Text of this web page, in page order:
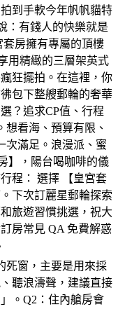
到手軟今年帆帆貓特
：有錢人的快樂就是
房擁有專屬的頂樓
用精緻的三層架英式
狂擺拍。在這裡，你
包下整艘郵輪的奢華
？追求CP值、行程
想看海、預算有限、
次滿足。浪漫派、蜜
】，陽台喝咖啡的儀
程： 選擇 【皇宮套
下次訂麗星郵輪探索
旅遊習慣挑選，祝大
房常見 QA 免費解惑
死窗，主要是用來採
聽浪濤聲，建議直接
。Q2：住內艙房會